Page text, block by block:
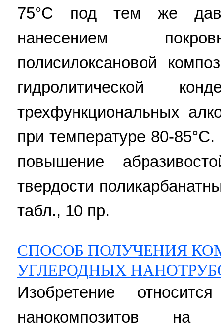
75°С под тем же
нанесением
полисилоксановой
гидролитической
трехфункциональных
при температуре 80-
повышение
твердости
табл., 10 пр.
СПОСОБ ПОЛУЧЕНИЯ
УГЛЕРОДНЫХ
Изобретение
нанокомпозитов на